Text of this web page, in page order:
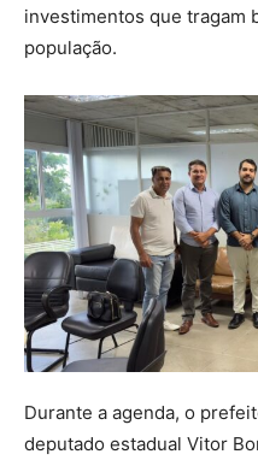
investimentos que tragam
população.
Durante a agenda, o
deputado estadual Vitor